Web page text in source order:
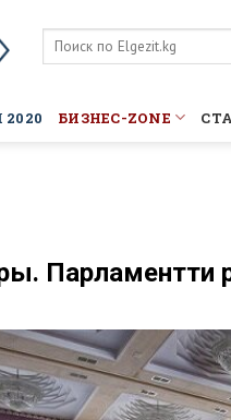
БИЗНЕС-ZONE
Парламентти